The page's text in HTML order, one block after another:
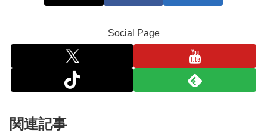
Social Page
関連記事